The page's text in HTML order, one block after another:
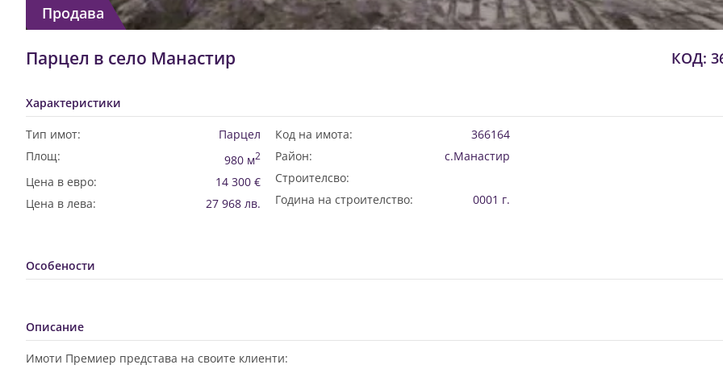
Продава
Парцел в село Манастир КОД:
Характеристики
Тип имот:
Парцел
Площ:
980 м2
Цена в евро:
14 300 €
Цена в лева:
27 968 лв.
Код на имота:
366164
Район:
с.Манастир
Строителсво:
Година на строителство:
0001 г.
Особености
Описание
Имоти Премиер представа на своите клиенти: